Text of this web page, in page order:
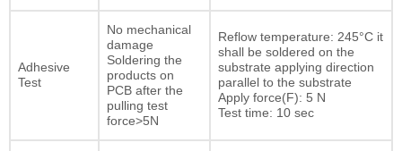
Adhesive
Test
No mechanical
damage
Soldering the
products on
PCB after the
pulling test
force>5N
Reflow temperature: 245°C it
shall be soldered on the
substrate applying direction
parallel to the substrate
Apply force(F): 5 N
Test time: 10 sec